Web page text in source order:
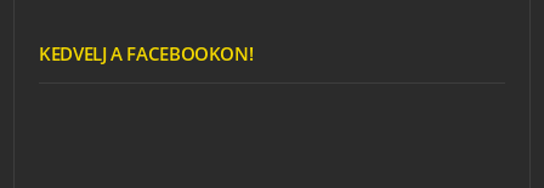
KEDVELJ A FACEBOOKON!